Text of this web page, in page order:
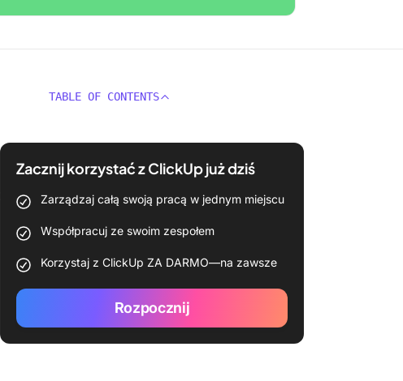
TABLE OF CONTENTS
Zacznij korzystać z ClickUp już dziś
Zarządzaj całą swoją pracą w jednym miejscu
Współpracuj ze swoim zespołem
Korzystaj z ClickUp ZA DARMO—na zawsze
Rozpocznij